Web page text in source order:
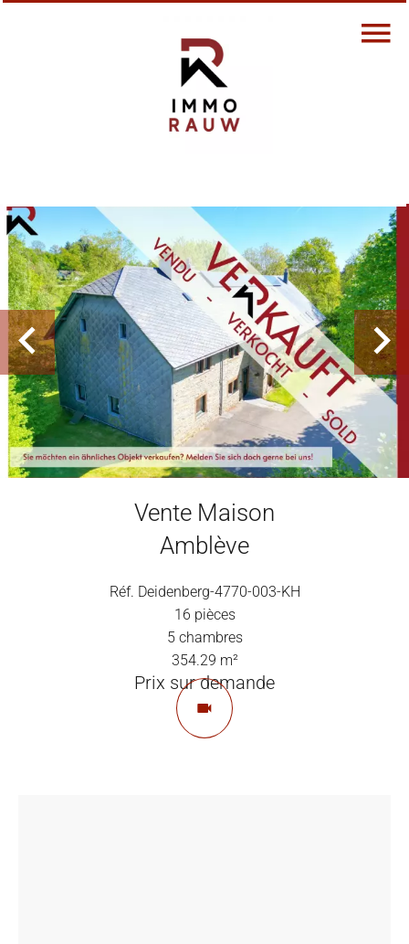
Vente Maison
Amblève
Réf. Deidenberg-4770-003-KH
16 pièces
5 chambres
354.29 m²
Prix sur demande